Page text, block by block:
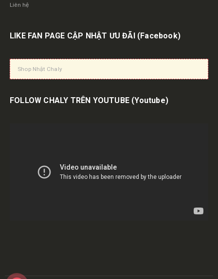
Liên hệ
LIKE FAN PAGE CẬP NHẬT ƯU ĐÃI (Facebook)
Shop Nhật Chaly
FOLLOW CHALY TRÊN YOUTUBE (Youtube)